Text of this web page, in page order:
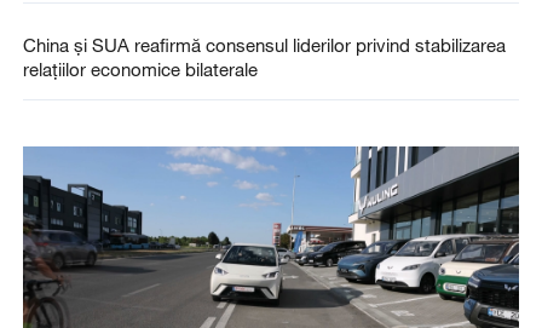
China și SUA reafirmă consensul liderilor privind stabilizarea
relațiilor economice bilaterale